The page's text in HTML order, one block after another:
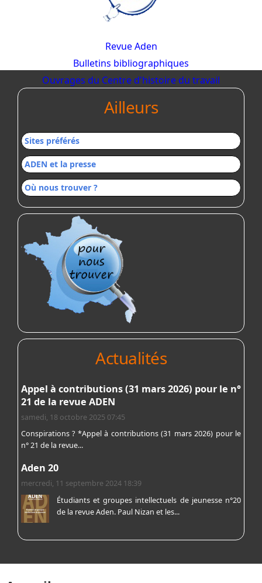
Revue Aden
Bulletins bibliographiques
Ouvrages du Centre d'histoire du travail
Ailleurs
Sites préférés
ADEN et la presse
Où nous trouver ?
Actualités
Appel à contributions (31 mars 2026) pour le n°
21 de la revue ADEN
samedi, 18 octobre 2025 07:45
Conspirations ? *Appel à contributions (31 mars 2026) pour le
n° 21 de la revue...
Aden 20
mercredi, 11 septembre 2024 18:39
Étudiants et groupes intellectuels de jeunesse n°20
de la revue Aden. Paul Nizan et les...